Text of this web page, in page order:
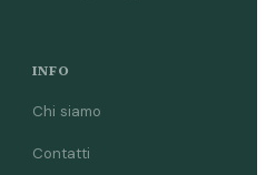
INFO
Chi siamo
Contatti